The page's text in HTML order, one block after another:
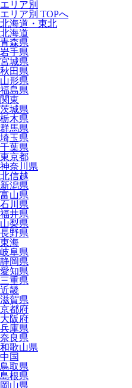
エリア別
エリア別 TOPへ
北海道・東北
北海道
青森県
岩手県
宮城県
秋田県
山形県
福島県
関東
茨城県
栃木県
群馬県
埼玉県
千葉県
東京都
神奈川県
北信越
新潟県
富山県
石川県
福井県
山梨県
長野県
東海
岐阜県
静岡県
愛知県
三重県
近畿
滋賀県
京都府
大阪府
兵庫県
奈良県
和歌山県
中国
鳥取県
島根県
岡山県